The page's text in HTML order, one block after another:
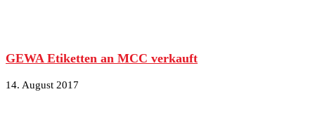
GEWA Etiketten an MCC verkauft
14. August 2017